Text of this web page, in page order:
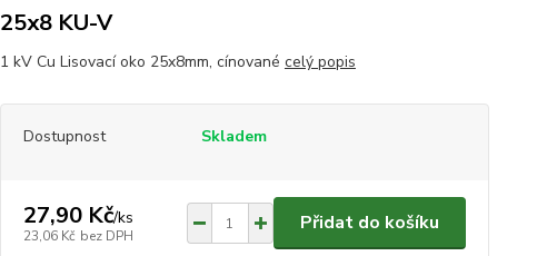
25x8 KU-V
1 kV Cu Lisovací oko 25x8mm, cínované celý popis
Dostupnost Skladem
27,90 Kč/ks
23,06 Kč bez DPH
Přidat do košíku